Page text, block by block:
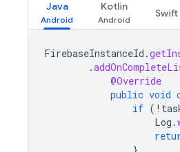
Java Kotlin
Swift
FirebaseInstanceId .
.
@Override
public void
if ( !
Log .